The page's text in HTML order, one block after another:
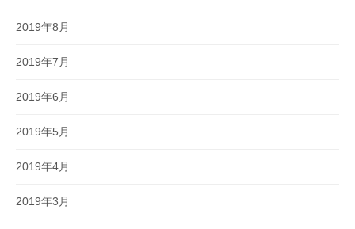
2019年8月
2019年7月
2019年6月
2019年5月
2019年4月
2019年3月